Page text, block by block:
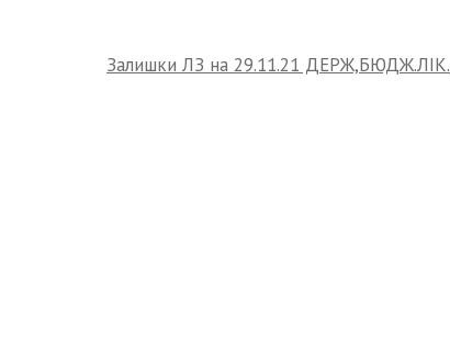
Залишки ЛЗ на 29.11.21 ДЕРЖ,БЮДЖ.ЛІК.